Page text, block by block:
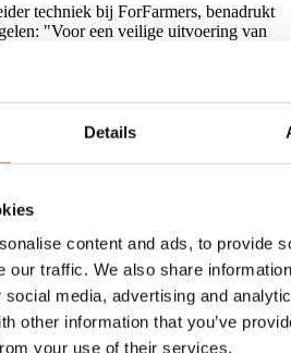
Details
content and ads, to provide
our traffic. We also share
media, advertising and
other information that you’ve
your use of their services.
techniek bij ForFarmers, benadrukt
"Voor een veilige uitvoering van
maatregelen en verschillende
Van Mourik Group en Polem.
en de expertise van het veiligheidsteam
project succesvol
ForFarmers is tevreden met het
waardevolle ervaring opgedaan, die bij
de organisatie weer kan worden